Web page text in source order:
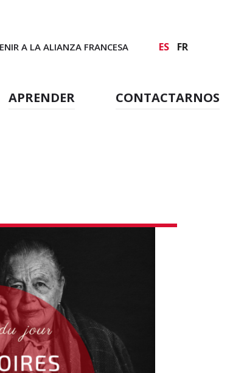
A LA ALIANZA FRANCESA ES FR
APRENDER CONTACTARNOS